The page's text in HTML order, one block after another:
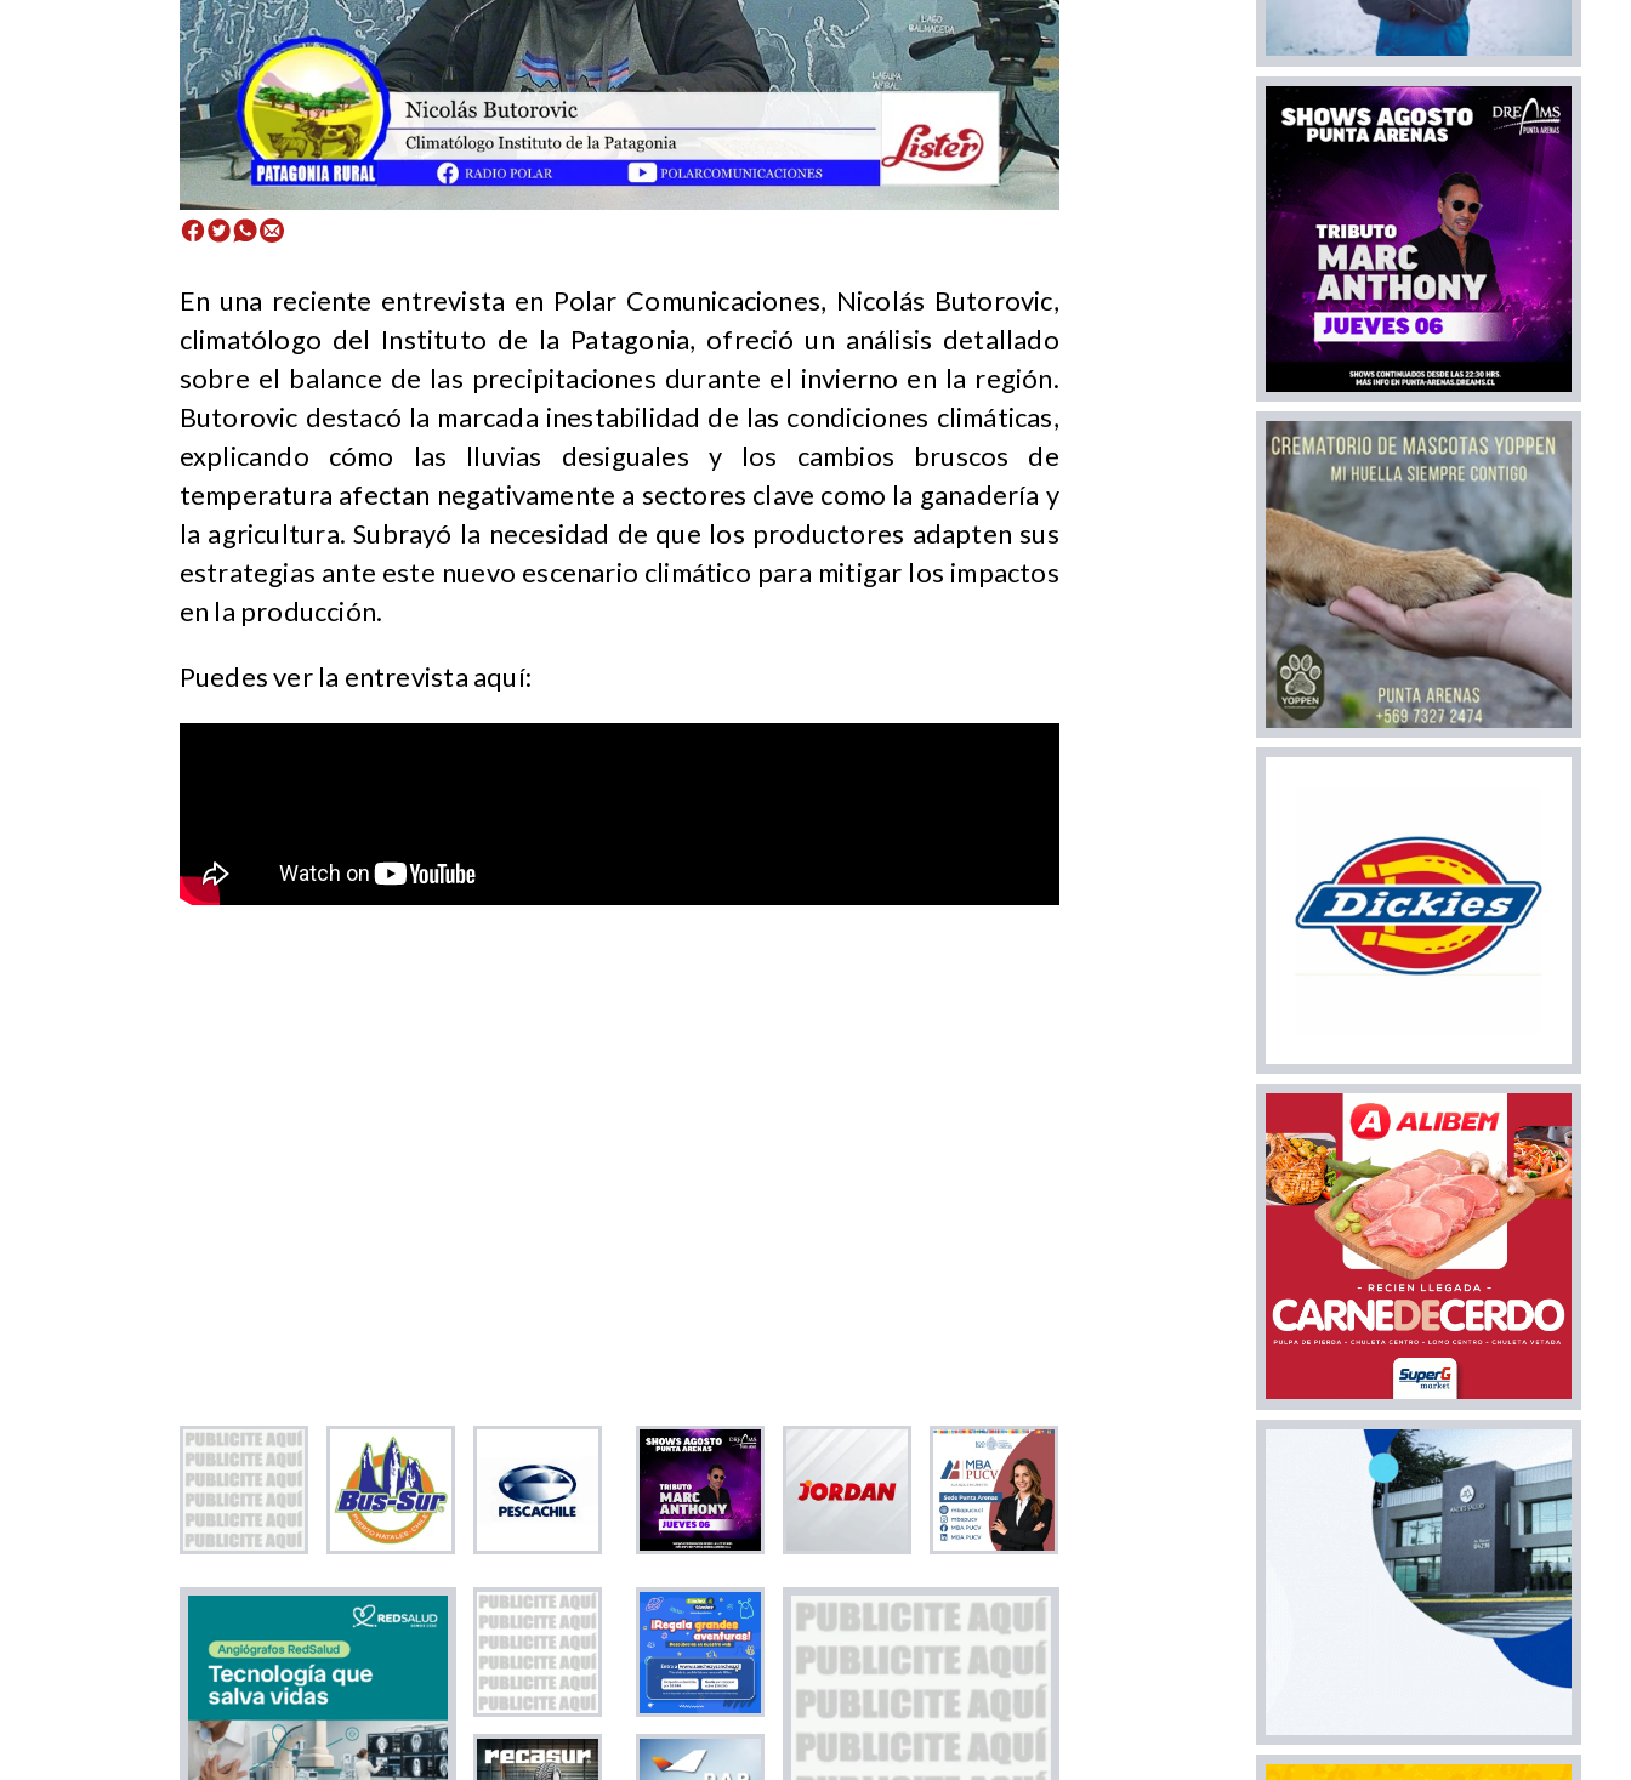
​En una reciente entrevista en Polar Comunicaciones, Nicolás Butorovic,
climatólogo del Instituto de la Patagonia, ofreció un análisis detallado
sobre el balance de las precipitaciones durante el invierno en la región.
Butorovic destacó la marcada inestabilidad de las condiciones climáticas,
explicando cómo las lluvias desiguales y los cambios bruscos de
temperatura afectan negativamente a sectores clave como la ganadería y
la agricultura. Subrayó la necesidad de que los productores adapten sus
estrategias ante este nuevo escenario climático para mitigar los impactos
en la producción.
Puedes ver la entrevista aquí: